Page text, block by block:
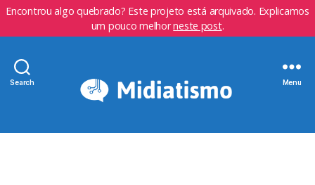
Encontrou algo quebrado? Este projeto está arquivado. Explicamos
um pouco melhorneste post.
Search Menu